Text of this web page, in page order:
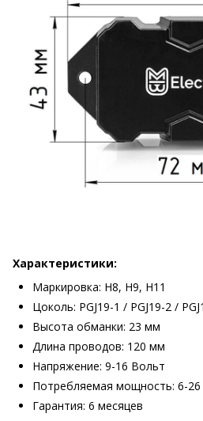
Характеристики:
Маркировка: H8, H9, H11
Цоколь: PGJ19-1 / PGJ19-2 /
Высота обманки: 23 мм
Длина проводов: 120 мм
Напряжение: 9-16 Вольт
Потребляемая мощность: 6-26
Гарантия: 6 месяцев